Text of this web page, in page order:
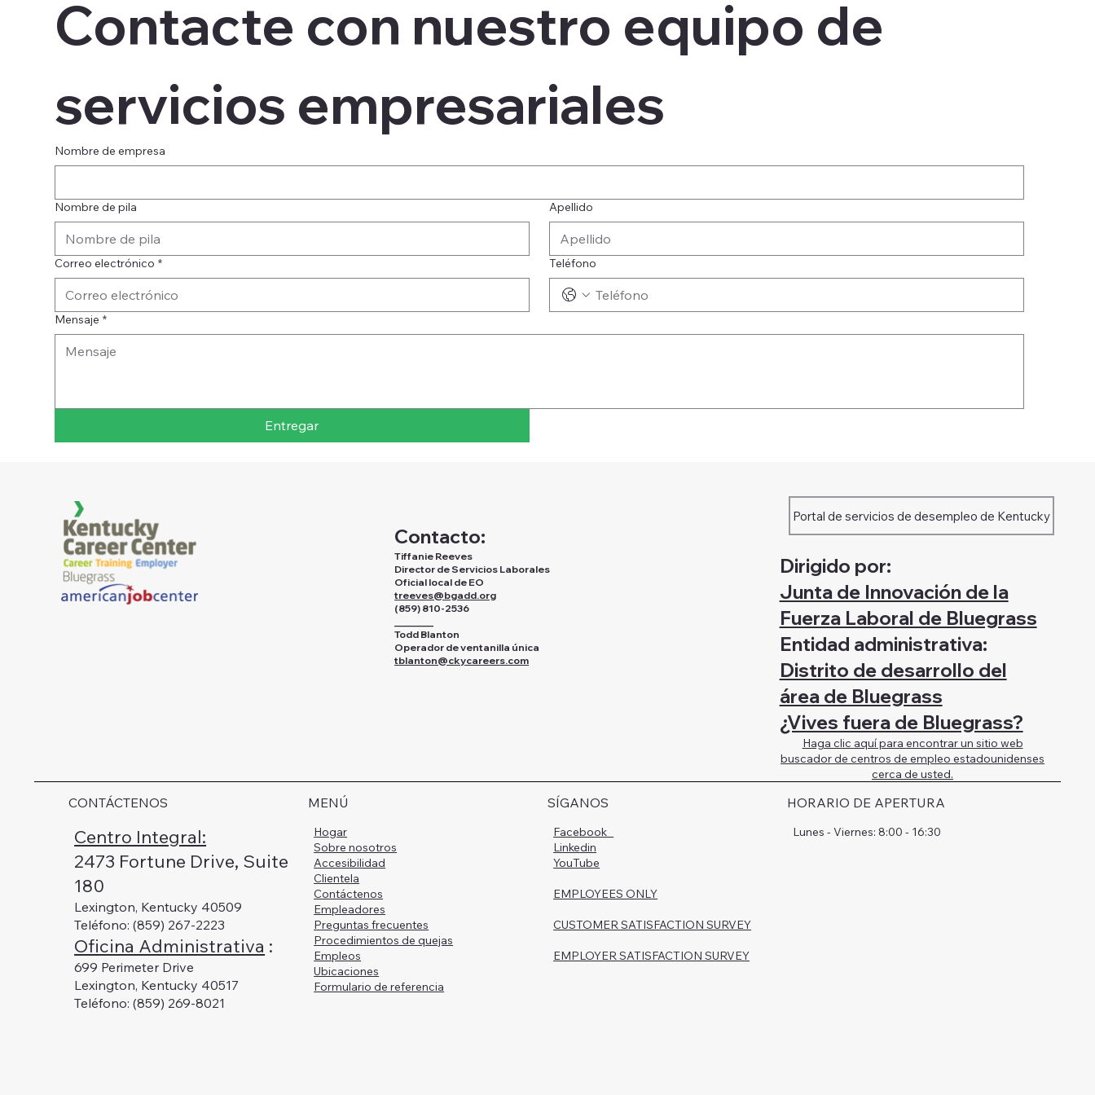
Contacte con nuestro equipo de
servicios empresariales
Nombre de empresa
Nombre de pila Apellido
Correo electrónico * Teléfono
Mensaje *
Entregar
Contacto:
Tiffanie Reeves
Director de Servicios Laborales
Oficial local de EO
treeves@bgadd.org
(859) 810-2536
Todd Blanton
Operador de ventanilla única
tblanton@ckycareers.com
Portal de servicios de desempleo de Kentucky
Dirigido por:
Junta de Innovación de la
Fuerza Laboral de Bluegrass
Entidad administrativa:
Distrito de desarrollo del
área de Bluegrass
¿Vives fuera de Bluegrass?
Haga clic aquí para encontrar un sitio web
buscador de centros de empleo estadounidenses
cerca de usted.
CONTÁCTENOS
Centro Integral:
2473 Fortune Drive, Suite
180
Lexington, Kentucky 40509
Teléfono: (859) 267-2223
Oficina Administrativa :
699 Perimeter Drive
Lexington, Kentucky 40517
Teléfono: (859) 269-8021
MENÚ
Hogar
Sobre nosotros
Accesibilidad
Clientela
Contáctenos
Empleadores
Preguntas frecuentes
Procedimientos de quejas
Empleos
Ubicaciones
Formulario de referencia
SÍGANOS
Facebook
Linkedin
YouTube
EMPLOYEES ONLY
CUSTOMER SATISFACTION SURVEY
EMPLOYER SATISFACTION SURVEY
HORARIO DE APERTURA
Lunes - Viernes: 8:00 - 16:30